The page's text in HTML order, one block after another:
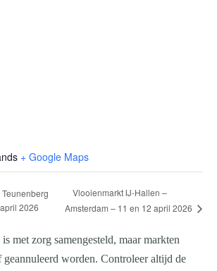
+ Google Maps
2026
Vlooienmarkt IJ-Hallen –
Amsterdam – 11 en 12 april 2026
met zorg samengesteld, maar markten
worden. Controleer altijd de